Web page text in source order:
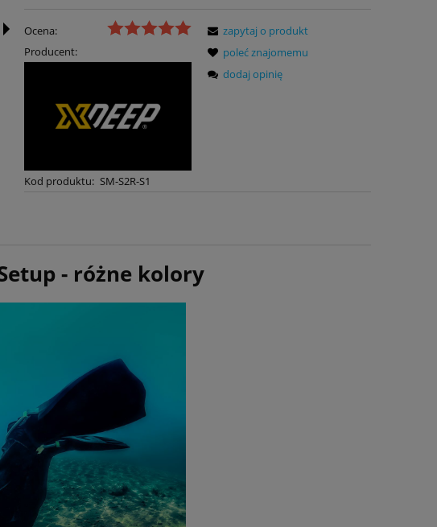
Ocena:
Producent:
Kod produktu: SM-S2R-S1
zapytaj o produkt
poleć znajomemu
dodaj opinię
Setup - różne kolory